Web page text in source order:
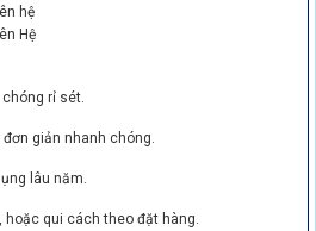
hệ
Hệ
rỉ sét.
giản nhanh chóng.
lâu năm.
qui cách theo đặt hàng.